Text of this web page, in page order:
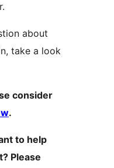
about
take a look
consider
.
to help
Please